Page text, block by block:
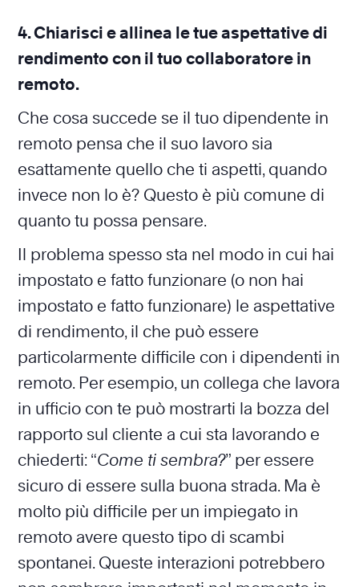
4. Chiarisci e allinea le tue aspettative di
rendimento con il tuo collaboratore in
remoto.
Che cosa succede se il tuo dipendente in
remoto pensa che il suo lavoro sia
esattamente quello che ti aspetti, quando
invece non lo è? Questo è più comune di
quanto tu possa pensare.
Il problema spesso sta nel modo in cui hai
impostato e fatto funzionare (o non hai
impostato e fatto funzionare) le aspettative
di rendimento, il che può essere
particolarmente difficile con i dipendenti in
remoto. Per esempio, un collega che lavora
in ufficio con te può mostrarti la bozza del
rapporto sul cliente a cui sta lavorando e
chiederti: “Come ti sembra?” per essere
sicuro di essere sulla buona strada. Ma è
molto più difficile per un impiegato in
remoto avere questo tipo di scambi
spontanei. Queste interazioni potrebbero